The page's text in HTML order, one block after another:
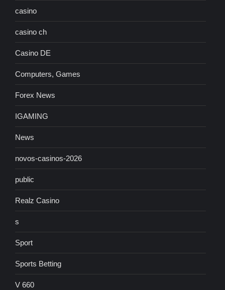
casino
casino ch
Casino DE
Computers, Games
Forex News
IGAMING
News
novos-casinos-2026
public
Realz Casino
s
Sport
Sports Betting
V 660